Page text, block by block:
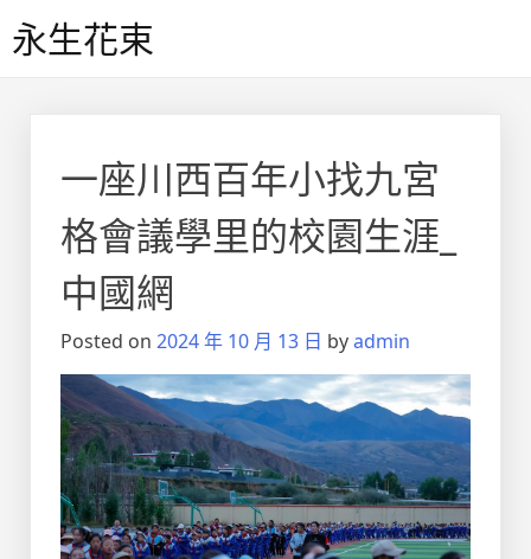
to永生花束
一座川西百年小找九宮
格會議學里的校園生涯_
中國網
Posted on 2024 年 10 月 13 日 byadmin